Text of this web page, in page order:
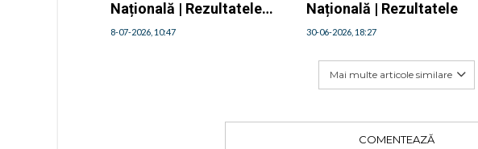
Națională | Rezultatele
finale
8-07-2026, 10:47
Națională | Rezultatele
30-06-2026, 18:27
Mai multe articole similare
COMENTEAZĂ